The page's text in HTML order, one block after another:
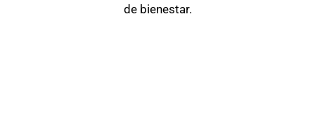
de bienestar.